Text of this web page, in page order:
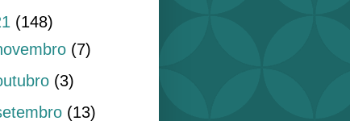
(148)
(7)
(3)
(13)